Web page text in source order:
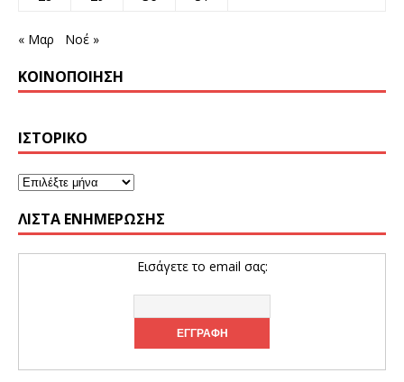
« Μαρ Νοέ »
ΚΟΙΝΟΠΟΊΗΣΗ
ΙΣΤΟΡΙΚΌ
ΛΊΣΤΑ ΕΝΗΜΈΡΩΣΗΣ
Εισάγετε το email σας: